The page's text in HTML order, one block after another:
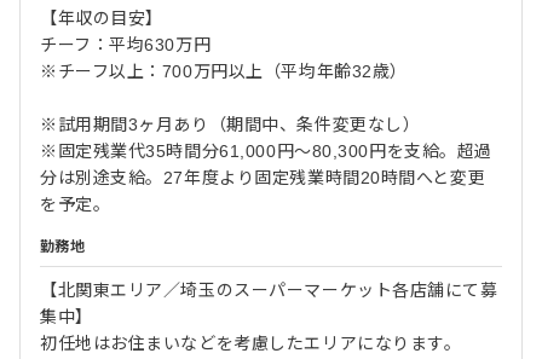
【年収の目安】
チーフ：平均630万円
※チーフ以上：700万円以上（平均年齢32歳）
※試用期間3ヶ月あり（期間中、条件変更なし）
※固定残業代35時間分61,000円～80,300円を支給。超過
分は別途支給。27年度より固定残業時間20時間へと変更
を予定。
勤務地
【北関東エリア／埼玉のスーパーマーケット各店舗にて募
集中】
初任地はお住まいなどを考慮したエリアになります。